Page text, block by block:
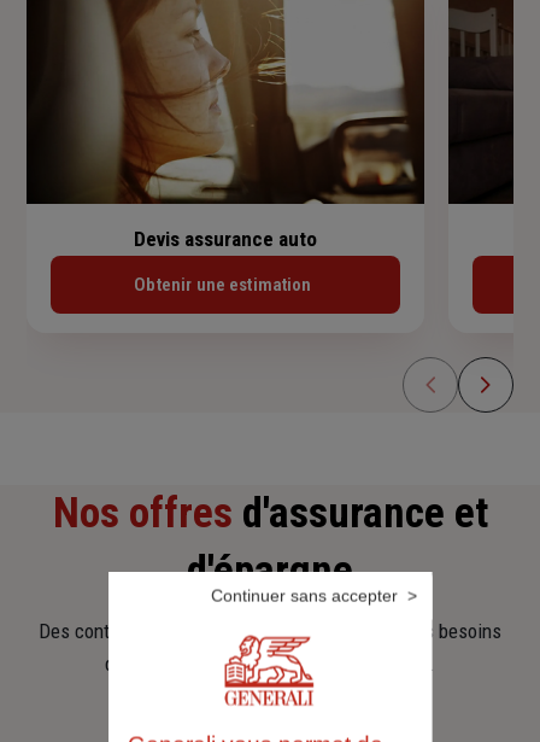
Devis assurance auto
Obtenir une estimation
Nos offres d'assurance et
d'épargne
Des contrats clairs et flexibles pour sécuriser vos besoins
d’aujourd’hui et anticiper ceux de demain.
Continuer sans accepter